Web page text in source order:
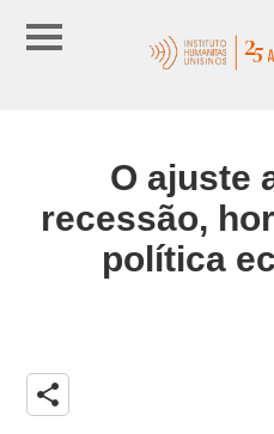
O ajuste
recessão,
política
share